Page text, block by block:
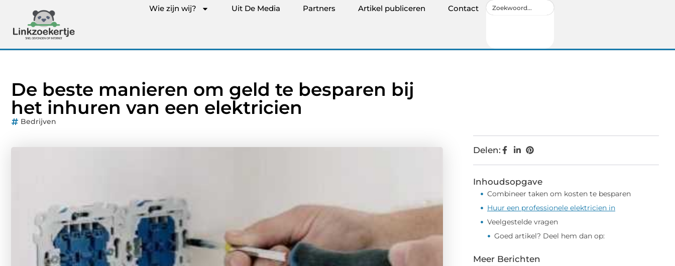
Wie zijn wij? Uit De Media Partners Artikel publiceren Contact
De beste manieren om geld te besparen bij
het inhuren van een elektricien
Bedrijven
Delen:
Inhoudsopgave
Combineer taken om kosten te besparen
Huur een professionele elektricien in
Veelgestelde vragen
Goed artikel? Deel hem dan op:
Meer Berichten